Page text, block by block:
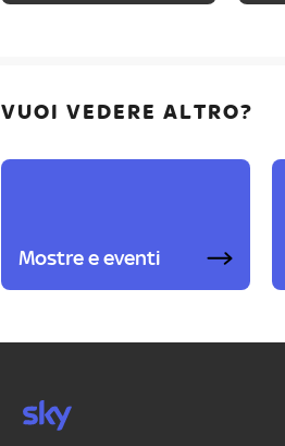
VUOI VEDERE ALTRO?
Mostre e eventi